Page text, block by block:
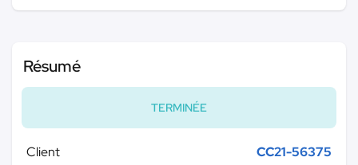
Résumé
TERMINÉE
Client
CC21-56375